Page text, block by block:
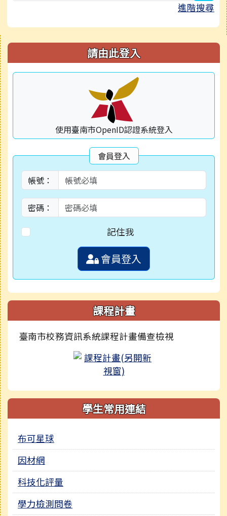
進階搜尋
右邊區域內容 請由此登入
使用臺南市OpenID認證系統登入
會員登入
帳號：
密碼：
記住我
會員登入
課程計畫
臺南市校務資訊系統課程計畫備查檢視
學生常用連結
布可星球
因材網
科技化評量
學力檢測問卷